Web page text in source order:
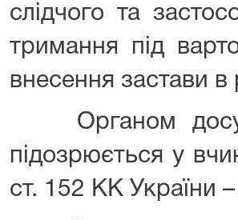
слідчого та
тримання під
внесення застави в
Органом
підозрюється у
ст. 152 КК України